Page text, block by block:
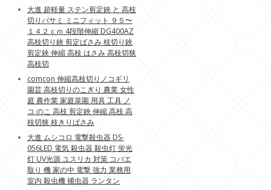
大進 超軽量 ステン剪定鋏 と 高枝
切りバサミ ミニフィット ９５〜
１４２ｃｍ 4段階伸縮 DG400AZ
高枝切り鋏 剪定ばさみ 枝切り鋏
剪定鋏 伸縮 高枝 はさみ 高枝切狭
高枝切
comcon 伸縮高枝切りノコギリ
園芸 高枝切りのこぎり 農業 女性
庭 農作業 家庭菜園 用具 工具 ノ
コ のこ 高枝 剪定鋏 伸縮 高枝 高
枝切狭 枝きりばさみ
大進 ムシコロ 電撃殺虫器 DS-
056LED 電気 殺虫器 殺虫灯 蛍光
灯 UV光源 ユスリカ 対策 コバエ
取り 機 家の中 電撃 強力 業務用
室内 殺虫機 捕虫器 ランタン